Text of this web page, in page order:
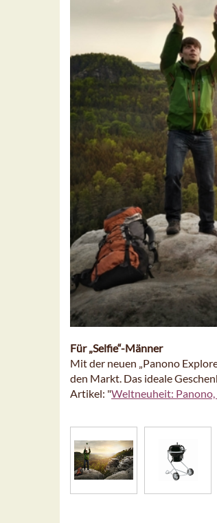
Für „Selfie“-Männer
Mit der neuen „Panono
den Markt. Das ideale
Artikel: "Weltneuheit: